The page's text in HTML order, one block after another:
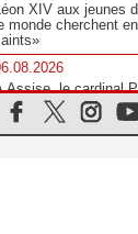
XIV aux jeunes
monde cherchent
Assise, le cardinal
«les chrétiens veulent